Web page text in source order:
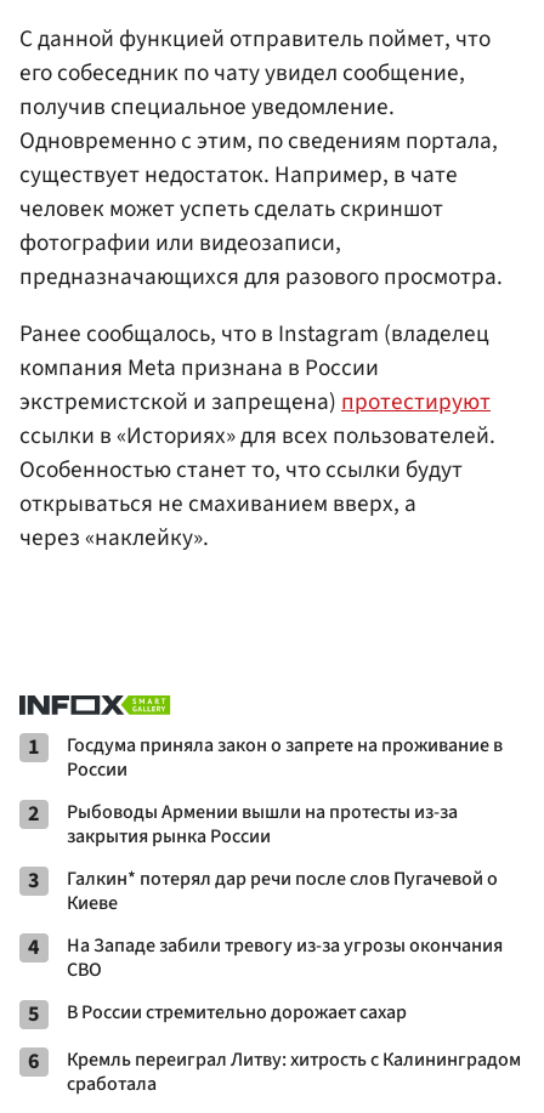
С данной функцией отправитель поймет, что
его собеседник по чату увидел сообщение,
получив специальное уведомление.
Одновременно с этим, по сведениям портала,
существует недостаток. Например, в чате
человек может успеть сделать скриншот
фотографии или видеозаписи,
предназначающихся для разового просмотра.
Ранее сообщалось, что в Instagram (владелец
компания Meta признана в России
экстремистской и запрещена)протестируют
ссылки в «Историях» для всех пользователей.
Особенностью станет то, что ссылки будут
открываться не смахиванием вверх, а
через «наклейку».
1
Госдума приняла закон о запрете на проживание в
России
2
Рыбоводы Армении вышли на протесты из-за
закрытия рынка России
3
Галкин* потерял дар речи после слов Пугачевой о
Киеве
4
На Западе забили тревогу из-за угрозы окончания
СВО
5 В России стремительно дорожает сахар
6
Кремль переиграл Литву: хитрость с Калининградом
сработала